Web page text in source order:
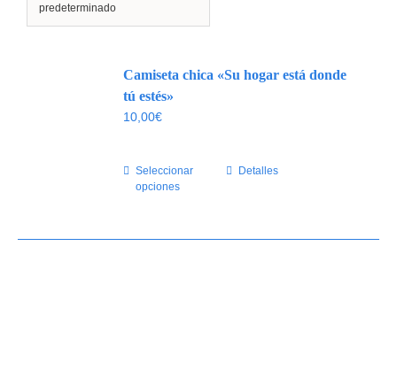
predeterminado
Camiseta chica «Su hogar está donde
tú estés»
10,00€
Seleccionar
opciones
EsteDetalles